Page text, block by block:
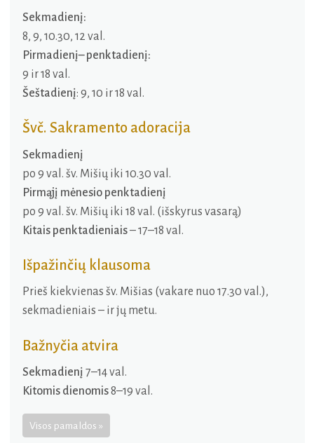
Sekmadienį:
8, 9, 10.30, 12 val.
Pirmadienį– penktadienį:
9 ir 18 val.
Šeštadienį: 9, 10 ir 18 val.
Švč. Sakramento adoracija
Sekmadienį
po 9 val. šv. Mišių iki 10.30 val.
Pirmąjį mėnesio penktadienį
po 9 val. šv. Mišių iki 18 val. (išskyrus vasarą)
Kitais penktadieniais– 17–18 val.
Išpažinčių klausoma
Prieš kiekvienas šv. Mišias (vakare nuo 17.30 val.),
sekmadieniais – ir jų metu.
Bažnyčia atvira
Sekmadienį 7–14 val.
Kitomis dienomis8–19 val.
Visos pamaldos